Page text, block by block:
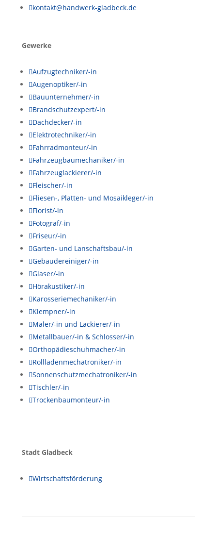
kontakt@handwerk-gladbeck.de
Gewerke
Aufzugtechniker/-in
Augenoptiker/-in
Bauunternehmer/-in
Brandschutzexpert/-in
Dachdecker/-in
Elektrotechniker/-in
Fahrradmonteur/-in
Fahrzeugbaumechaniker/-in
Fahrzeuglackierer/-in
Fleischer/-in
Fliesen-, Platten- und Mosaikleger/-in
Florist/-in
Fotograf/-in
Friseur/-in
Garten- und Lanschaftsbau/-in
Gebäudereiniger/-in
Glaser/-in
Hörakustiker/-in
Karosseriemechaniker/-in
Klempner/-in
Maler/-in und Lackierer/-in
Metallbauer/-in & Schlosser/-in
Orthopädieschuhmacher/-in
Rollladenmechatroniker/-in
Sonnenschutzmechatroniker/-in
Tischler/-in
Trockenbaumonteur/-in
Stadt Gladbeck
Wirtschaftsförderung